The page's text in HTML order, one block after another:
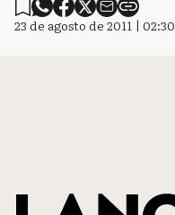
23 de agosto de 2011 | 02:30